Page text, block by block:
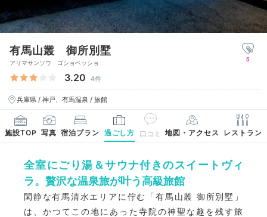
有馬山叢 御所別墅
アリマサンソウ ゴショベッショ
3.20 4件
兵庫県 / 神戸、有馬温泉 / 旅館
5
施設TOP 写真 宿泊プラン 過ごし方 口コミ 地図・アクセス レストラン
全室にごり湯＆サウナ付きのスイートヴィ
ラ。贅沢な温泉旅が叶う高級旅館
閑静な有馬清水エリアに佇む「有馬山叢 御所別墅」
は、かつてこの地にあった寺院の神聖な趣を残す旅